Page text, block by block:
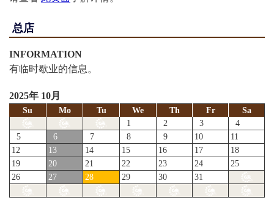
NHK-G
总店
INFORMATION
有临时歇业的信息。
2025年 10月
Su Mo Tu We Th Fr
Sa
1
2 3
4
5
6 7 8 9 10
11
12
13 14 15 16 17
18
19
20 21 22 23 24
25
26
27 28 29 30 31